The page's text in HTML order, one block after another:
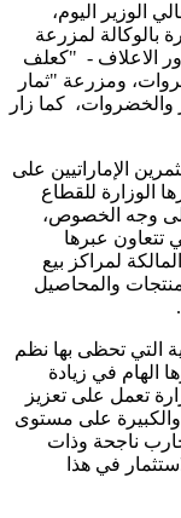
الوزير اليوم،
بالوكالة لمزرعة
الاعلاف - "كعلف
ومزرعة "ثمار
والخضروات، كما زار
الإماراتيين على
الوزارة للقطاع
وجه الخصوص،
تتعاون عبرها
لمراكز بيع
والمحاصيل
التي تحظى بها نظم
الهام في زيادة
تعمل على تعزيز
والكبيرة على مستوى
ناجحة وذات
في هذا